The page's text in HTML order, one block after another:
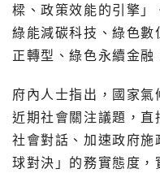
樑、政策效能的引擎
綠能減碳科技、綠色數
正轉型、綠色永續金融
府內人士指出，國家
近期社會關注議題，
社會對話、加速政府施
球對決」的務實態度，